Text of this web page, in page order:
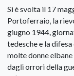
Si è svolta il 17
Portoferraio, la
giugno 1944,
tedesche e la
molte donne
dagli orrori della